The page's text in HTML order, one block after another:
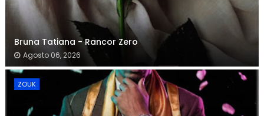
Bruna Tatiana - Rancor Zero
Agosto 06, 2026
ZOUK